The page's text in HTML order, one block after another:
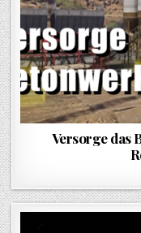
Versorge das